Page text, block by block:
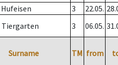
Hufeisen 3 22.05.
Tiergarten 3 06.05.
Surname TM from